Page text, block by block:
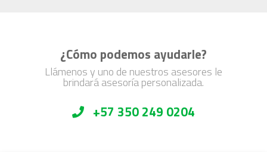
¿Cómo podemos ayudarle?
Llámenos y uno de nuestros asesores le
brindará asesoría personalizada.
+57 350 249 0204